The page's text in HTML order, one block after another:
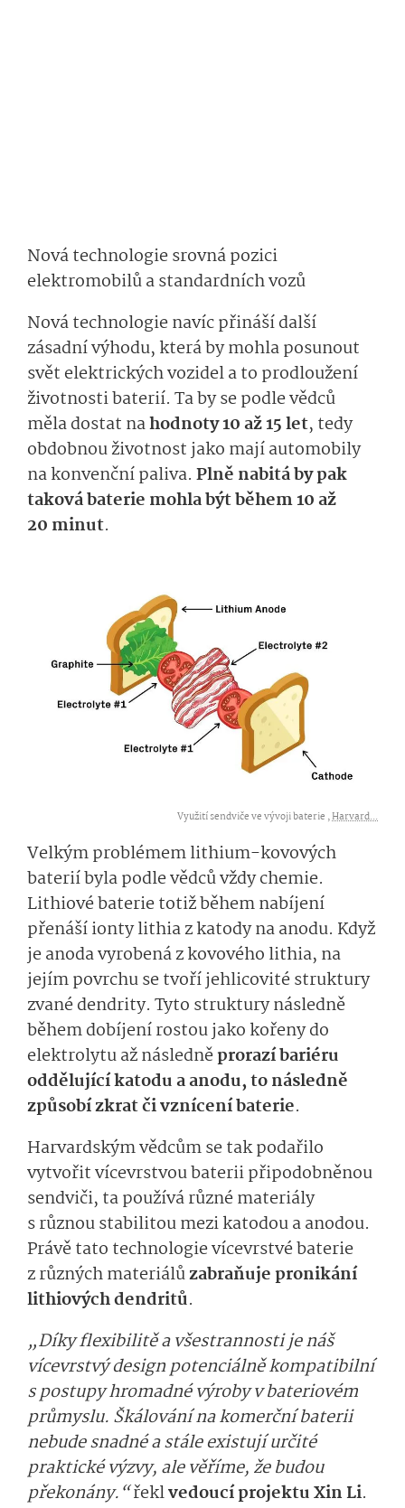
Nová technologie srovná pozici
elektromobilů a standardních vozů
Nová technologie navíc přináší další
zásadní výhodu, která by mohla posunout
svět elektrických vozidel a to prodloužení
životnosti baterií. Ta by se podle vědců
měla dostat nahodnoty 10 až 15 let, tedy
obdobnou životnost jako mají automobily
na konvenční paliva. Plně nabitá by pak
taková baterie mohla být během 10 až
20 minut.
Využití sendviče ve vývoji baterie ,Harvard...
Velkým problémem lithium-kovových
baterií byla podle vědců vždy chemie.
Lithiové baterie totiž během nabíjení
přenáší ionty lithia z katody na anodu. Když
je anoda vyrobená z kovového lithia, na
jejím povrchu se tvoří jehlicovité struktury
zvané dendrity. Tyto struktury následně
během dobíjení rostou jako kořeny do
elektrolytu až následněprorazí bariéru
oddělující katodu a anodu, to následně
způsobí zkrat či vznícení baterie.
Harvardským vědcům se tak podařilo
vytvořit vícevrstvou baterii připodobněnou
sendviči, ta používá různé materiály
s různou stabilitou mezi katodou a anodou.
Právě tato technologie vícevrstvé baterie
z různých materiálůzabraňuje pronikání
lithiových dendritů.
„Díky flexibilitě a všestrannosti je náš
vícevrstvý design potenciálně kompatibilní
s postupy hromadné výroby v bateriovém
průmyslu. Škálování na komerční baterii
nebude snadné a stále existují určité
praktické výzvy, ale věříme, že budou
překonány.“řeklvedoucí projektu Xin Li.